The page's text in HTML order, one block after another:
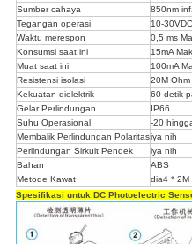
Sumber cahaya
850nm
Tegangan operasi
10-30VDC
Waktu merespon
0,5 ms
Konsumsi saat ini
15mA
Muat saat ini
100mA
Resistensi isolasi
20M Ohm
Kekuatan dielektrik
60 detik
Gelar Perlindungan
IP66
Suhu Operasional
-20
Membalik Perlindungan Polaritasiya nih
Perlindungan Sirkuit Pendek
iya nih
Bahan
ABS
Metode Kawat
dia4 * 2M
Spesifikasi untuk DC Photoelectric